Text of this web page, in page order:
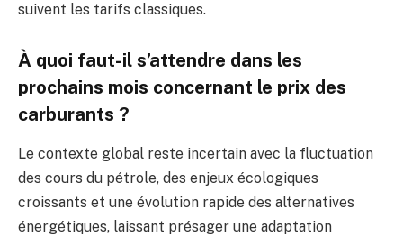
suivent les tarifs classiques.
À quoi faut-il s’attendre dans les
prochains mois concernant le prix des
carburants ?
Le contexte global reste incertain avec la fluctuation
des cours du pétrole, des enjeux écologiques
croissants et une évolution rapide des alternatives
énergétiques, laissant présager une adaptation